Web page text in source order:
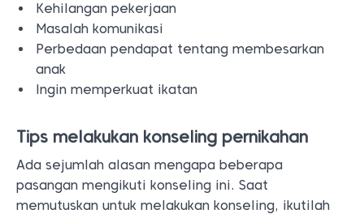
Kehilangan pekerjaan
Masalah komunikasi
Perbedaan pendapat tentang membesarkan
anak
Ingin memperkuat ikatan
Tips melakukan konseling pernikahan
Ada sejumlah alasan mengapa beberapa
pasangan mengikuti konseling ini. Saat
memutuskan untuk melakukan konseling, ikutilah